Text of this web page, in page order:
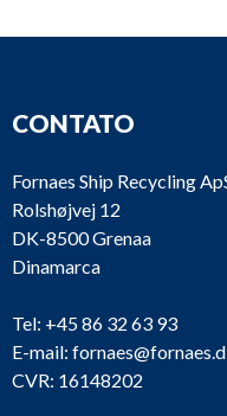
CONTATO
Fornaes Ship Recycling
Rolshøjvej 12
DK-8500 Grenaa
Dinamarca
Tel: +45 86 32 63 93
E-mail:
CVR: 16148202